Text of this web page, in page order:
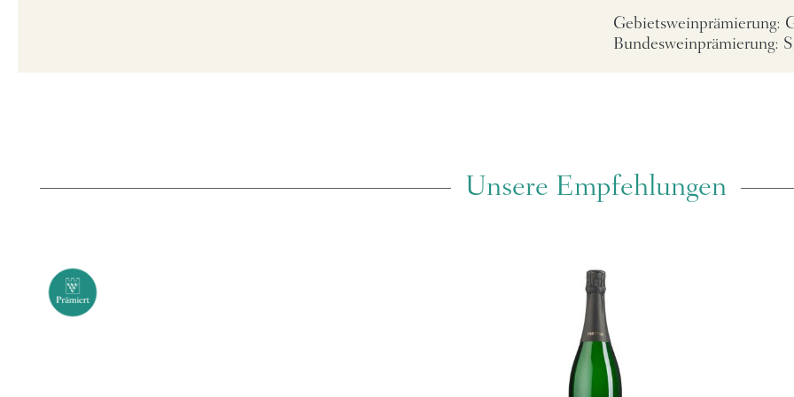
Gebietsweinprämierung:
Bundesweinprämierung:
Unsere Empfehlungen